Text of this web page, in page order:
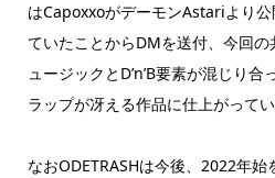
はCapoxxoがデーモンAstariより
ていたことからDMを送付、今回の
ュージックとD’n’B要素が混じり
ラップが冴える作品に仕上がってい
なおODETRASHは今後、2022年